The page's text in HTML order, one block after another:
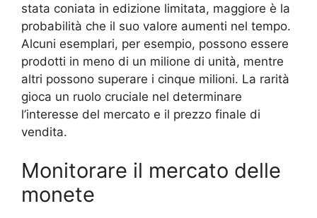
stata coniata in edizione limitata, maggiore è la
probabilità che il suo valore aumenti nel tempo.
Alcuni esemplari, per esempio, possono essere
prodotti in meno di un milione di unità, mentre
altri possono superare i cinque milioni. La rarità
gioca un ruolo cruciale nel determinare
l’interesse del mercato e il prezzo finale di
vendita.
Monitorare il mercato delle
monete